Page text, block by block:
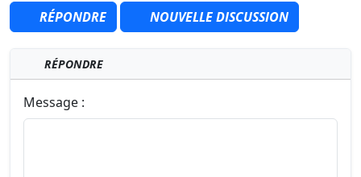
RÉPONDRE NOUVELLE DISCUSSION
RÉPONDRE
Message :